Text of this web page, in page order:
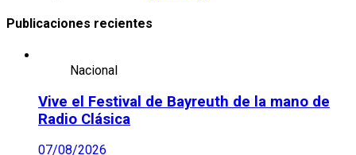
Publicaciones recientes
Nacional
Vive el Festival de Bayreuth de la mano de
Radio Clásica
07/08/2026